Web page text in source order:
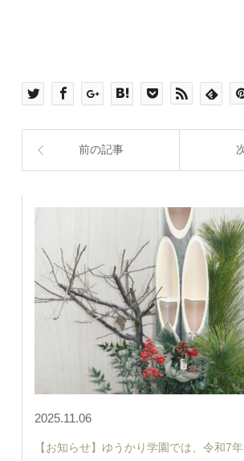
前の記事
2025.11.06
【お知らせ】ゆうかり学園では、令和7